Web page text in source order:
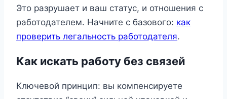
Это разрушает и ваш статус, и отношения с
работодателем. Начните с базового: как
проверить легальность работодателя.
Как искать работу без связей
Ключевой принцип: вы компенсируете